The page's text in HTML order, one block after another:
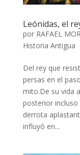
Leónidas, el
por RAFAEL
Historia Antigua
Del rey que
persas en el
mito.De su vida
posterior incluso
derrota
influyó en...